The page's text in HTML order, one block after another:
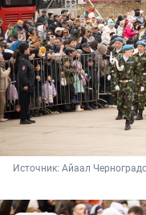
Источник: Айаал